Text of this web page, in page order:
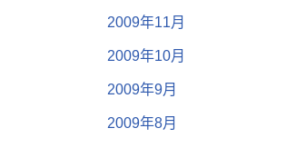
2009年11月
2009年10月
2009年9月
2009年8月